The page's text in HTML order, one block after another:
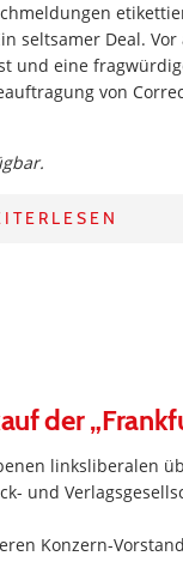
seltsamer Deal.
und eine
von
der
linksliberalen
und
Konzern-